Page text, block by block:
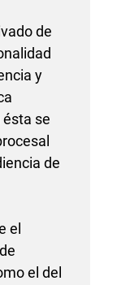
de
y
ésta se
de
el
el del